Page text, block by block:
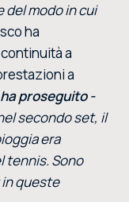
del modo in cui
ha
a
a
proseguito -
secondo set, il
era
tennis. Sono
queste